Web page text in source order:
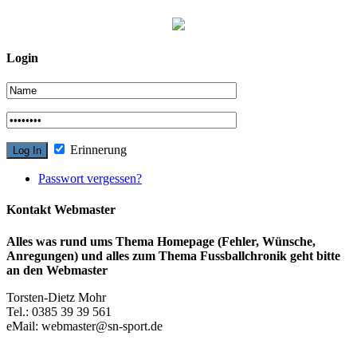
Login
Erinnerung
Passwort vergessen?
Kontakt Webmaster
Alles was rund ums Thema Homepage (Fehler, Wünsche,
Anregungen) und alles zum Thema Fussballchronik geht bitte
an den Webmaster
Torsten-Dietz Mohr
Tel.: 0385 39 39 561
eMail: webmaster@sn-sport.de